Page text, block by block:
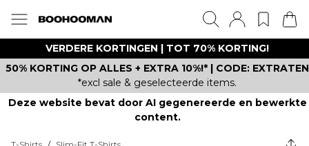
VERDERE KORTINGEN | TOT 70% KORTING!
50% KORTING OP ALLES + EXTRA 10%!* | CODE: EXTRATEN
*excl sale & geselecteerde items.
Deze website bevat door AI gegenereerde en bewerkte
content.